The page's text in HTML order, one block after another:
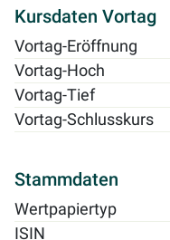
Kursdaten Vortag
Vortag-Eröffnung
Vortag-Hoch
Vortag-Tief
Vortag-Schlusskurs
Stammdaten
Wertpapiertyp
ISIN